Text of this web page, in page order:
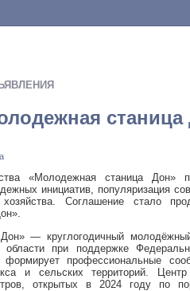
станица
«Молодежная станица Дон»
инициатив, популяризация
Соглашение стало
— круглогодичный
при поддержке
профессиональные
и сельских территорий.
открытых в 2024 году по